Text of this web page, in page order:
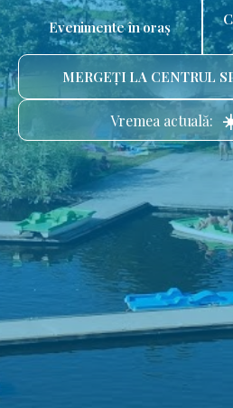
Evenimente în oraș
MERGEȚI LA CENTRUL
Vremea actuală: